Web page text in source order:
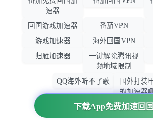
下载App免费加速回国
速器
回国游戏加速器
番茄VPN
游戏加速器
海外回国VPN
归雁加速器
一键解除腾讯视
频地域限制
QQ海外听不了歌
国外打装
的加速器
用